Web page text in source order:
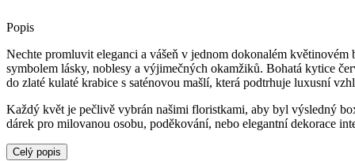
Popis
Nechte promluvit eleganci a vášeň v jednom dokonalém květinovém
symbolem lásky, noblesy a výjimečných okamžiků. Bohatá kytice
do zlaté kulaté krabice s saténovou mašlí, která podtrhuje luxusní
Každý květ je pečlivě vybrán našimi floristkami, aby byl výsledný
dárek pro milovanou osobu, poděkování, nebo elegantní dekorace
Celý popis